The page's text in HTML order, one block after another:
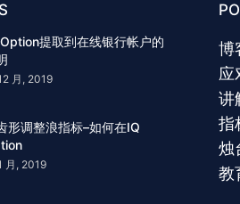
提取到在线银行帐户的
月, 2019
形调整浪指标–如何在IQ
月, 2019
博
应
讲
指
烛
教